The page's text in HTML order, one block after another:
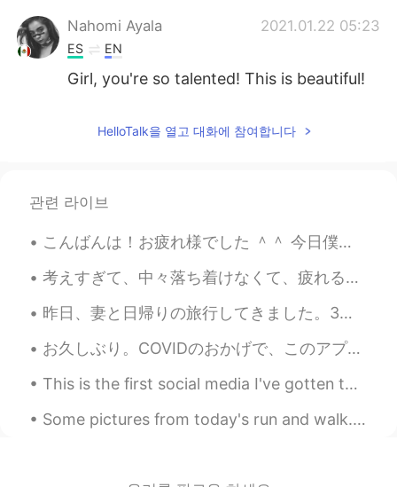
Nahomi Ayala 2021.01.22 05:23
ES EN
Girl, you're so talented! This is beautiful!
HelloTalk을 열고 대화에 참여합니다
관련 라이브
こんばんは！お疲れ様でした ＾＾ 今日僕の新しいを始めました！ また幼稚園で働きます！今回新宿御苑の近くにある幼稚園で働きます！新宿御苑がとても好きなので嬉しいです！＾＾ 今日新しい子供に会いま...
考えすぎて、中々落ち着けなくて、疲れるのが多いから、ここに一人でよく来ています。皆さんはストレスや心配事で悩む時に何をしますか。アメリカ人として、日本人はメンタルヘルスについて話すのが恥ずかしく...
昨日、妻と日帰りの旅行してきました。3年ぶりに妻の友達に会って、弥彦山へ遊びに行きました。今年は今まででこれ以上ないほど晴天で、日差しの中は猛暑でしたが、木陰で憩いながら顔をなでるそよ風が気持ち...
お久しぶり。COVIDのおかげで、このアプリケーションを使用するモチベーションを失いました。しかし、毎日日本語を勉強しました。 来年は日本での生活の夢を叶えることができればと思います。 僕が...
This is the first social media I've gotten to ONE THOUSAND FOLLOWERS! I'm very thankful for all o...
Some pictures from today's run and walk. A beautiful blue sky and lovely scenery make me feel ha...